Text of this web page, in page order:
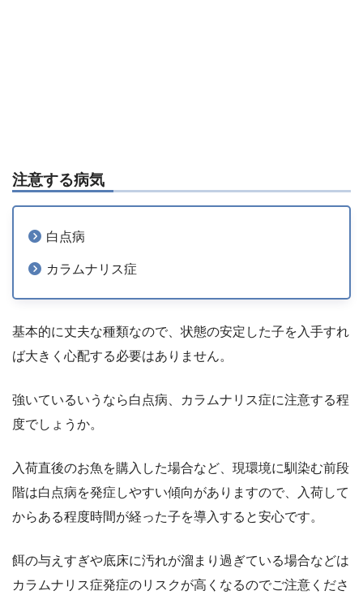
注意する病気
白点病
カラムナリス症
基本的に丈夫な種類なので、状態の安定した子を入手すれ
ば大きく心配する必要はありません。
強いているいうなら白点病、カラムナリス症に注意する程
度でしょうか。
入荷直後のお魚を購入した場合など、現環境に馴染む前段
階は白点病を発症しやすい傾向がありますので、入荷して
からある程度時間が経った子を導入すると安心です。
餌の与えすぎや底床に汚れが溜まり過ぎている場合などは
カラムナリス症発症のリスクが高くなるのでご注意くださ